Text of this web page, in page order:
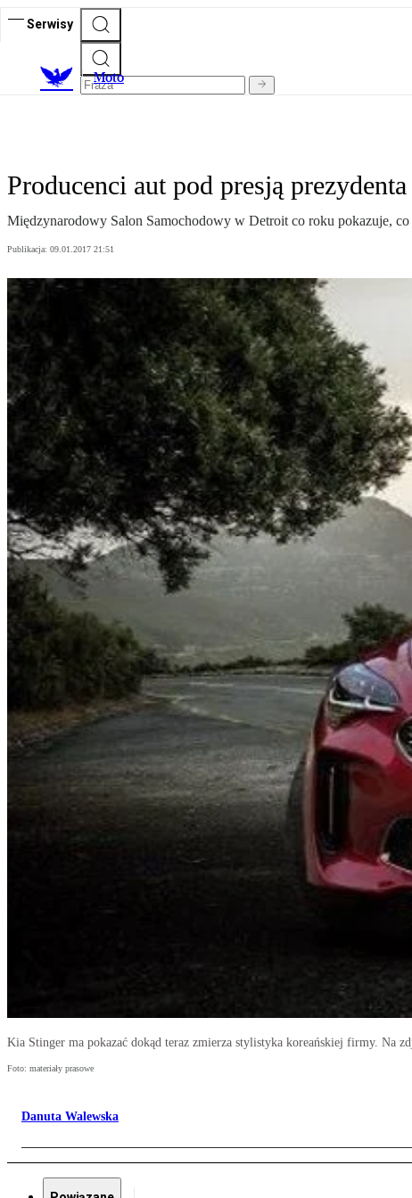
Serwisy
Moto
Producenci aut pod presją
Międzynarodowy Salon Samochodowy w Detroit co roku pokazuje,
Publikacja: 09.01.2017 21:51
Kia Stinger ma pokazać dokąd teraz zmierza stylistyka koreańskiej firmy. Na
Foto: materiały prasowe
Danuta Walewska